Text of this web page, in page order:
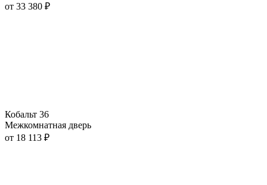
от 33 380 ₽
Кобальт 36
Межкомнатная дверь
от 18 113 ₽